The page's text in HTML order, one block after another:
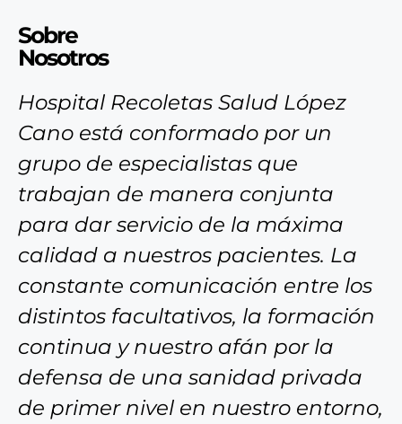
Sobre
Nosotros
Hospital Recoletas Salud López
Cano está conformado por un
grupo de especialistas que
trabajan de manera conjunta
para dar servicio de la máxima
calidad a nuestros pacientes. La
constante comunicación entre los
distintos facultativos, la formación
continua y nuestro afán por la
defensa de una sanidad privada
de primer nivel en nuestro entorno,